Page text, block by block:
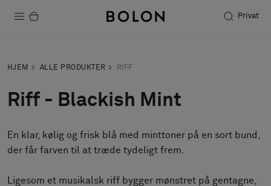
Privat
Bæredygtighed
Installation
HJEM ALLE PRODUKTER RIFF
Riff - Blackish Mint
En klar, kølig og frisk blå med minttoner på en sort bund,
der får farven til at træde tydeligt frem.
Ligesom et musikalsk riff bygger mønstret på gentagne,